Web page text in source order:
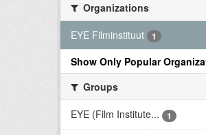
Organizations
EYE Filminstituut
1
Show Only Popular
Groups
EYE (Film Institute...
1